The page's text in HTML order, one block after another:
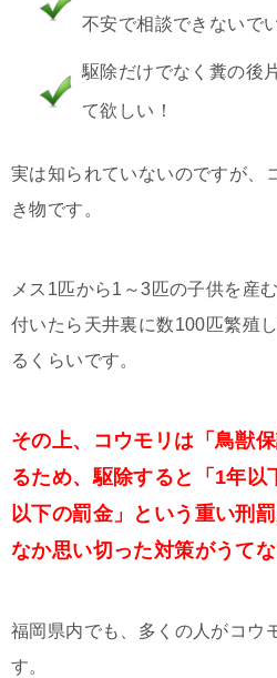
不安で相談できないで
駆除だけでなく糞の後
て欲しい！
実は知られていないのですが、
き物です。
メス1匹から1～3匹の子供を産
付いたら天井裏に数100匹繁殖
るくらいです。
その上、コウモリは「鳥獣
るため、駆除すると「1年以
以下の罰金」という重い刑
なか思い切った対策がうてな
福岡県内でも、多くの人がコウ
す。